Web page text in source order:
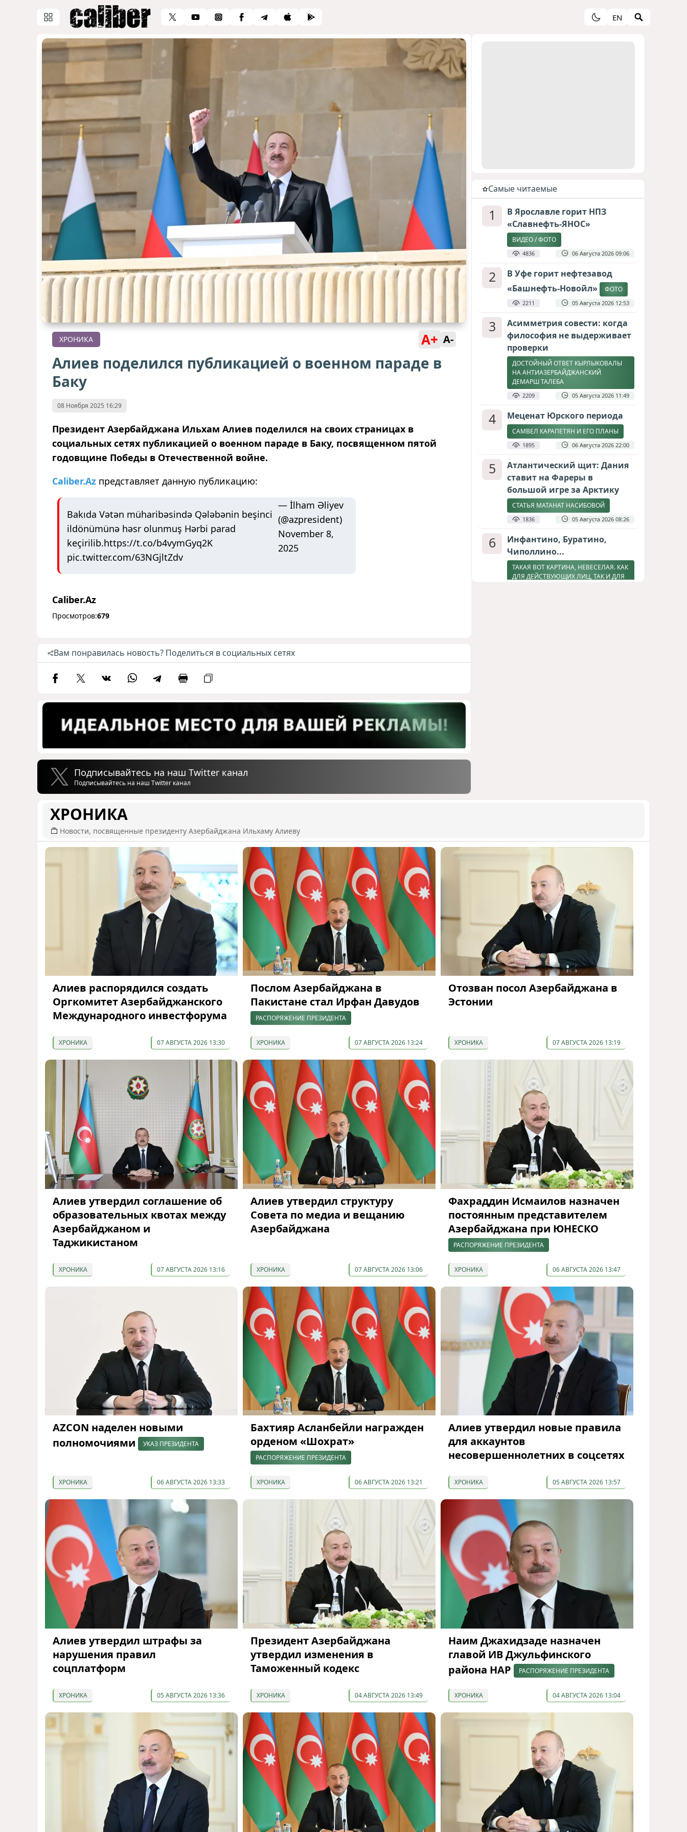
EN
ХРОНИКА A+ A-
Алиев поделился публикацией о военном параде в
Баку
08 Ноября 2025 16:29
Президент Азербайджана Ильхам Алиев поделился на своих страницах в
социальных сетях публикацией о военном параде в Баку, посвященном пятой
годовщине Победы в Отечественной войне.
Caliber.Az представляет данную публикацию:
Bakıda Vətən müharibəsində Qələbənin beşinci
ildönümünə həsr olunmuş Hərbi parad
keçirilib.https://t.co/b4vymGyq2K
pic.twitter.com/63NGjltZdv
— İlham Əliyev
(@azpresident)
November 8,
2025
Caliber.Az
Просмотров:679
Вам понравилась новость? Поделиться в социальных сетях
Подписывайтесь на наш Twitter канал
Подписывайтесь на наш Twitter канал
Cамые читаемые
1
В Ярославле горит НПЗ
«Славнефть-ЯНОС»
ВИДЕО / ФОТО
4836 06 Августа 2026 09:06
2
В Уфе горит нефтезавод
«Башнефть-Новойл»
ФОТО
2211 05 Августа 2026 12:53
3
Асимметрия совести: когда
философия не выдерживает
проверки
ДОСТОЙНЫЙ ОТВЕТ КЫРЛЫКОВАЛЫ
НА АНТИАЗЕРБАЙДЖАНСКИЙ
ДЕМАРШ ТАЛЕБА
2209 05 Августа 2026 11:49
4 Меценат Юрского периода
САМВЕЛ КАРАПЕТЯН И ЕГО ПЛАНЫ
1895 06 Августа 2026 22:00
5
Атлантический щит: Дания
ставит на Фареры в
большой игре за Арктику
СТАТЬЯ МАТАНАТ НАСИБОВОЙ
1836 05 Августа 2026 08:26
6
Инфантино, Буратино,
Чиполлино...
ТАКАЯ ВОТ КАРТИНА, НЕВЕСЕЛАЯ. КАК
ДЛЯ ДЕЙСТВУЮЩИХ ЛИЦ, ТАК И ДЛЯ
флаги: Вашингтон
сокращает свою
дипломатическую сеть
СТАТЬЯ МАТАНАТ НАСИБОВОЙ
1008 06 Августа 2026 10:21
ХРОНИКА
Новости, посвященные президенту Азербайджана Ильхаму Алиеву
Алиев распорядился создать
Оргкомитет Азербайджанского
Международного инвестфорума
ХРОНИКА 07 АВГУСТА 2026 13:30
Послом Азербайджана в
Пакистане стал Ирфан Давудов
РАСПОРЯЖЕНИЕ ПРЕЗИДЕНТА
ХРОНИКА 07 АВГУСТА 2026 13:24
Отозван посол Азербайджана в
Эстонии
ХРОНИКА 07 АВГУСТА 2026 13:19
Алиев утвердил соглашение об
образовательных квотах между
Азербайджаном и
Таджикистаном
ХРОНИКА 07 АВГУСТА 2026 13:16
Алиев утвердил структуру
Совета по медиа и вещанию
Азербайджана
ХРОНИКА 07 АВГУСТА 2026 13:06
Фахраддин Исмаилов назначен
постоянным представителем
Азербайджана при ЮНЕСКО
РАСПОРЯЖЕНИЕ ПРЕЗИДЕНТА
ХРОНИКА 06 АВГУСТА 2026 13:47
AZCON наделен новыми
полномочиями
УКАЗ ПРЕЗИДЕНТА
ХРОНИКА 06 АВГУСТА 2026 13:33
Бахтияр Асланбейли награжден
орденом «Шохрат»
РАСПОРЯЖЕНИЕ ПРЕЗИДЕНТА
ХРОНИКА 06 АВГУСТА 2026 13:21
Алиев утвердил новые правила
для аккаунтов
несовершеннолетних в соцсетях
ХРОНИКА 05 АВГУСТА 2026 13:57
Алиев утвердил штрафы за
нарушения правил
соцплатформ
ХРОНИКА 05 АВГУСТА 2026 13:36
Президент Азербайджана
утвердил изменения в
Таможенный кодекс
ХРОНИКА 04 АВГУСТА 2026 13:49
Наим Джахидзаде назначен
главой ИВ Джульфинского
района НАР
РАСПОРЯЖЕНИЕ ПРЕЗИДЕНТА
ХРОНИКА 04 АВГУСТА 2026 13:04